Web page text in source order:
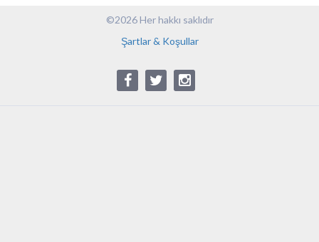
©2026 Her hakkı saklıdır
Şartlar & Koşullar